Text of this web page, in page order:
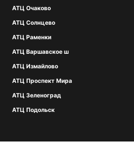
АТЦ Очаково
АТЦ Солнцево
АТЦ Раменки
АТЦ Варшавское ш
АТЦ Измайлово
АТЦ Проспект Мира
АТЦ Зеленоград
АТЦ Подольск